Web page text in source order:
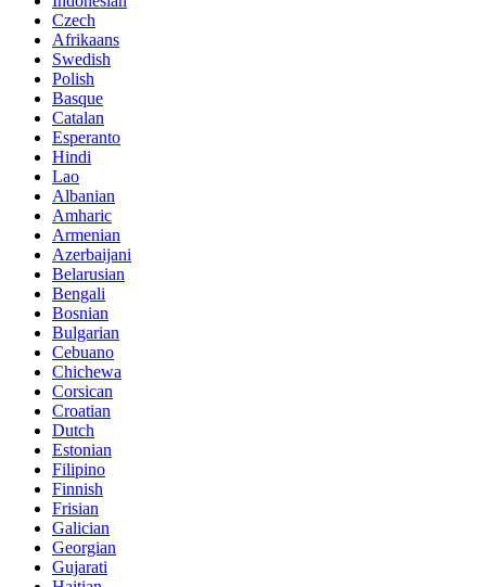
Czech
Afrikaans
Swedish
Polish
Basque
Catalan
Esperanto
Hindi
Lao
Albanian
Amharic
Armenian
Azerbaijani
Belarusian
Bengali
Bosnian
Bulgarian
Cebuano
Chichewa
Corsican
Croatian
Dutch
Estonian
Filipino
Finnish
Frisian
Galician
Georgian
Gujarati